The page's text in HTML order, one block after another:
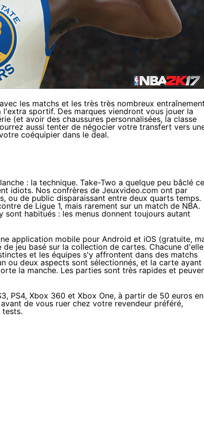
les matchs et les très très nombreux
sportif. Des marques viendront vous jouer la
(et avoir des chaussures personnalisées, la classe
aussi tenter de négocier votre transfert vers
coéquipier dans le deal.
: la technique. Take-Two a quelque peu bâclé
idiots. Nos confrères de Jeuxvideo.com ont par
ou de public disparaissant entre deux quarts temps.
de Ligue 1, mais rarement sur un match de NBA.
habitués : les menus donnent toujours autant
application mobile pour Android et iOS (gratuite,
jeu basé sur la collection de cartes. Chacune
et les équipes s'y affrontent dans des matchs
ou deux aspects sont sélectionnés, et la carte ayant
la manche. Les parties sont très rapides et
PS4, Xbox 360 et Xbox One, à partir de 50 euros en
de vous ruer chez votre revendeur préféré,